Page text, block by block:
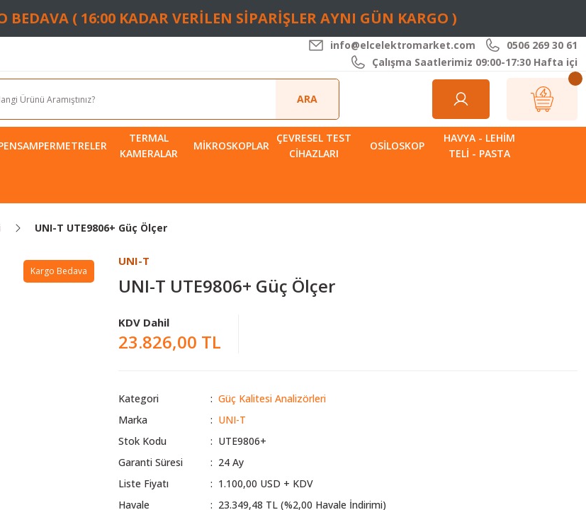
BEDAVA ( 16:00 KADAR VERİLEN SİPARİŞLER AYNI GÜN KARGO )
info@elcelektromarket.com
0506 269 30 61
Çalışma Saatlerimiz 09:00-17:30 Hafta içi
ARA
TERMAL
KAMERALAR
MIKROSKOPLAR
ÇEVRESEL TEST
CIHAZLARI
OSILOSKOP
HAVYA - LEHIM
TELI - PASTA
UNI-T UTE9806+ Güç Ölçer
Kargo Bedava
UNI-T
UNI-T UTE9806+ Güç Ölçer
KDV Dahil
23.826,00 TL
Kategori
Güç Kalitesi Analizörleri
Marka
UNI-T
Stok Kodu
UTE9806+
Garanti Süresi
24 Ay
Liste Fiyatı
1.100,00 USD + KDV
Havale
23.349,48 TL (%2,00 Havale İndirimi)